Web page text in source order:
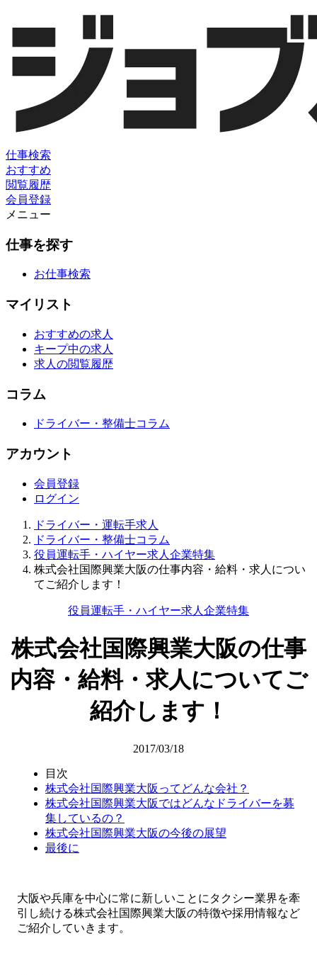
仕事検索
おすすめ
閲覧履歴
会員登録
メニュー
仕事を探す
お仕事検索
マイリスト
おすすめの求人
キープ中の求人
求人の閲覧履歴
コラム
ドライバー・整備士コラム
アカウント
会員登録
ログイン
ドライバー・運転手求人
ドライバー・整備士コラム
役員運転手・ハイヤー求人企業特集
株式会社国際興業大阪の仕事内容・給料・求人につい
てご紹介します！
役員運転手・ハイヤー求人企業特集
株式会社国際興業大阪の仕事
内容・給料・求人についてご
紹介します！
2017/03/18
目次
株式会社国際興業大阪ってどんな会社？
株式会社国際興業大阪ではどんなドライバーを募
集しているの？
株式会社国際興業大阪の今後の展望
最後に
大阪や兵庫を中心に常に新しいことにタクシー業界を牽
引し続ける株式会社国際興業大阪の特徴や採用情報など
ご紹介していきます。